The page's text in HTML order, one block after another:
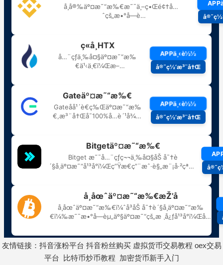
友情链接： 抖音涨粉平台 抖音粉丝购买 虚拟货币交易教程 oex交易
平台
比特币炒币教程 加密货币新手入门